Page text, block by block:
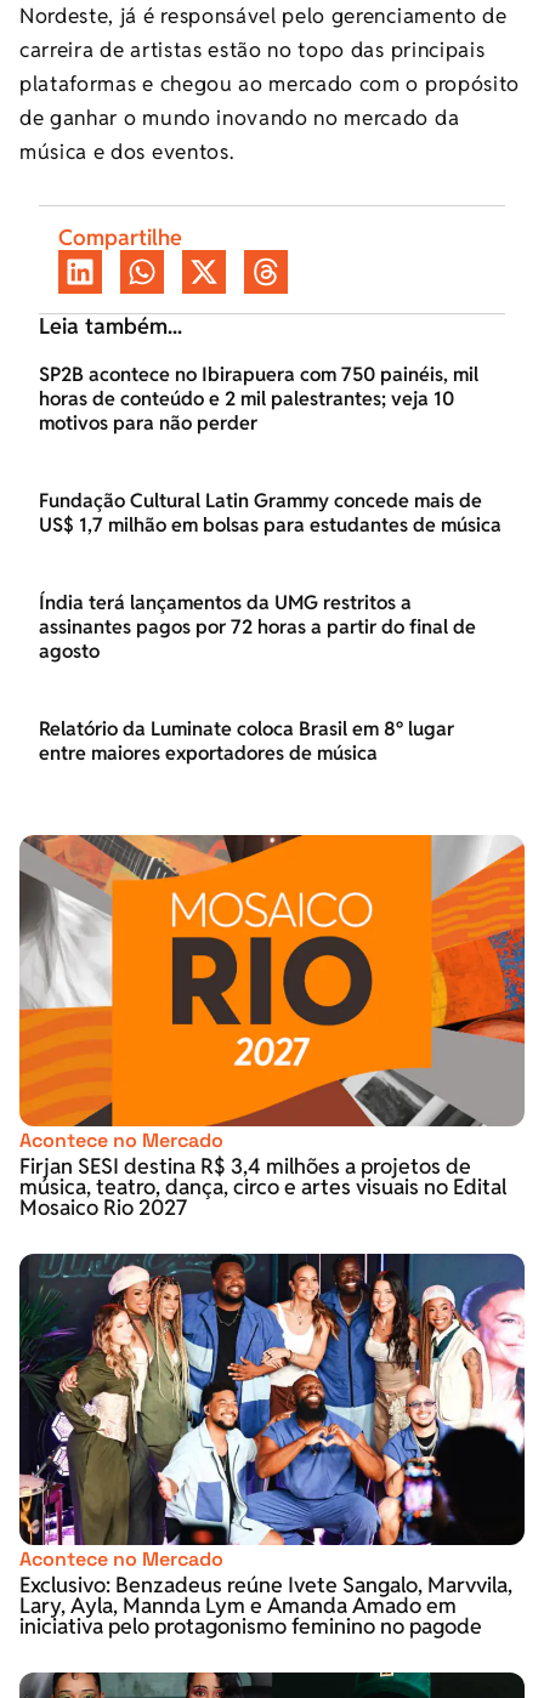
Nordeste, já é responsável pelo gerenciamento de
carreira de artistas estão no topo das principais
plataformas e chegou ao mercado com o propósito
de ganhar o mundo inovando no mercado da
música e dos eventos.
Compartilhe
Leia também...
SP2B acontece no Ibirapuera com 750 painéis, mil
horas de conteúdo e 2 mil palestrantes; veja 10
motivos para não perder
Fundação Cultural Latin Grammy concede mais de
US$ 1,7 milhão em bolsas para estudantes de música
Índia terá lançamentos da UMG restritos a
assinantes pagos por 72 horas a partir do final de
agosto
Relatório da Luminate coloca Brasil em 8º lugar
entre maiores exportadores de música
Acontece no Mercado
Firjan SESI destina R$ 3,4 milhões a projetos de
música, teatro, dança, circo e artes visuais no Edital
Mosaico Rio 2027
Acontece no Mercado
Exclusivo: Benzadeus reúne Ivete Sangalo, Marvvila,
Lary, Ayla, Mannda Lym e Amanda Amado em
iniciativa pelo protagonismo feminino no pagode